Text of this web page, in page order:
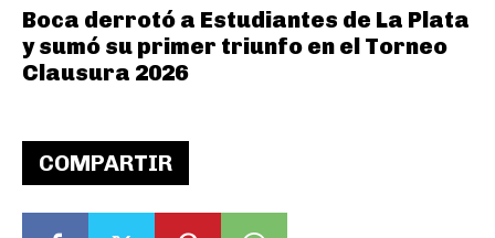
COMPARTIR
Boca derrotó a Estudiantes de La Plata
y sumó su primer triunfo en el Torneo
Clausura 2026